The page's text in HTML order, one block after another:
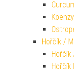
Hořčík /